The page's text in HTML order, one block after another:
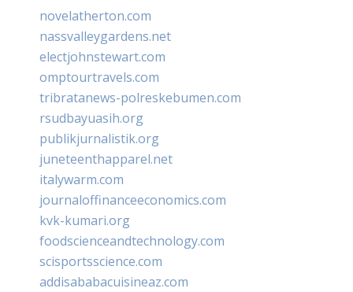
novelatherton.com
nassvalleygardens.net
electjohnstewart.com
omptourtravels.com
tribratanews-polreskebumen.com
rsudbayuasih.org
publikjurnalistik.org
juneteenthapparel.net
italywarm.com
journaloffinanceeconomics.com
kvk-kumari.org
foodscienceandtechnology.com
scisportsscience.com
addisababacuisineaz.com